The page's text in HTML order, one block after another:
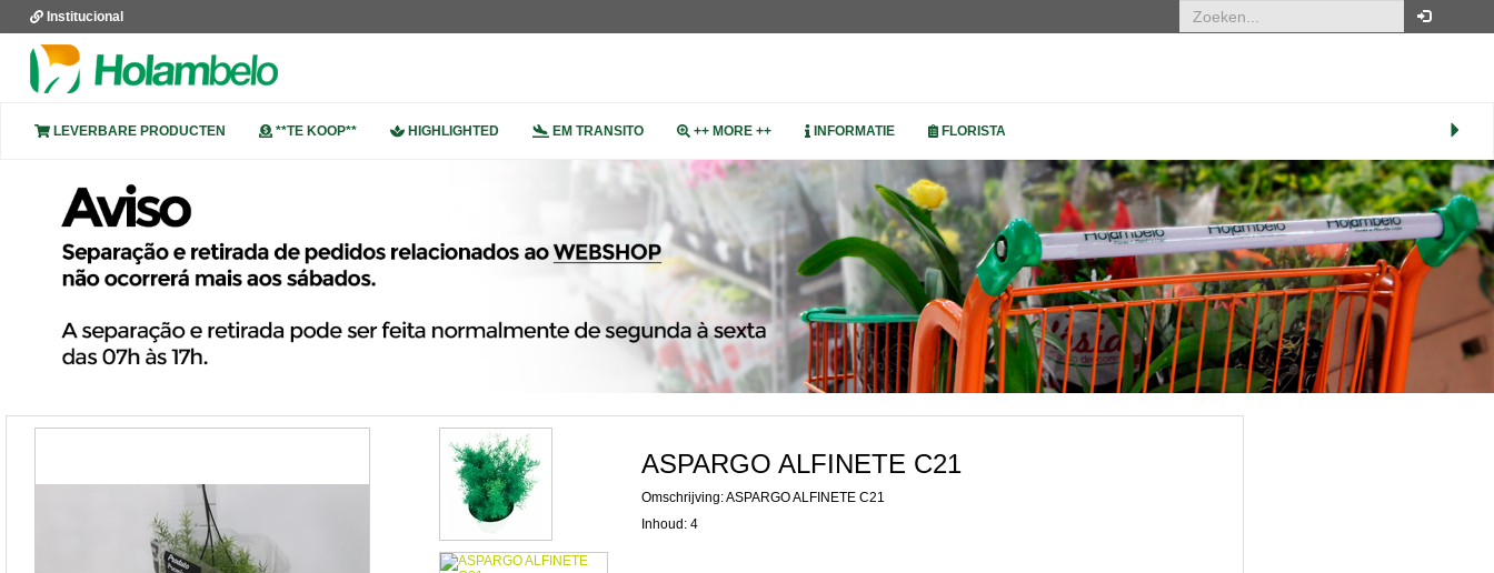
Institucional
LEVERBARE PRODUCTEN **TE KOOP** HIGHLIGHTED EM TRANSITO ++ MORE ++ INFORMATIE FLORISTA
ASPARGO ALFINETE C21
Omschrijving: ASPARGO ALFINETE C21
Inhoud: 4
plaatsen dient u ingelogd te zijn.
Klik hier om in te loggen